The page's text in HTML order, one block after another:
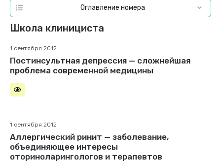
Оглавление номера
Школа клинициста
1 сентября 2012
Постинсультная депрессия — сложнейшая
проблема современной медицины
1 сентября 2012
Аллергический ринит — заболевание,
объединяющее интересы
оториноларингологов и терапевтов